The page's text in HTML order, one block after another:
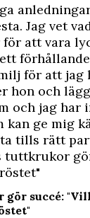
Jag vet
för att vara
för att jag
hon och
och jag har
kan ge mig
tills rätt
tuttkrukor
gör succé: "Vill